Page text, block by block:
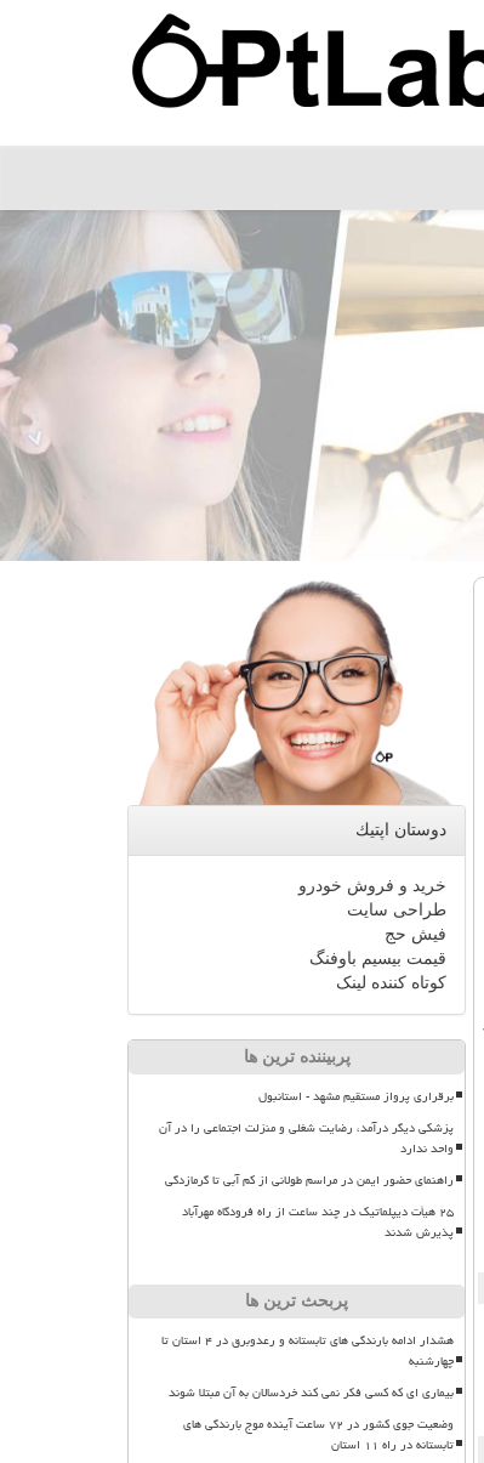
دوستان اپتیك
خرید و فروش خودرو
طراحی سایت
فیش حج
قیمت بیسیم باوفنگ
کوتاه کننده لینک
پربیننده ترین ها
برقراری پرواز مستقیم مشهد - استانبول
پزشکی دیگر درآمد، رضایت شغلی و منزلت اجتماعی را در آن
واحد ندارد
راهنمای حضور ایمن در مراسم طولانی از کم آبی تا گرمازدگی
۲۵ هیأت دیپلماتیک در چند ساعت از راه فرودگاه مهرآباد
پذیرش شدند
پربحث ترین ها
هشدار ادامه بارندگی های تابستانه و رعدوبرق در ۴ استان تا
چهارشنبه
بیماری ای که کسی فکر نمی کند خردسالان به آن مبتلا شوند
وضعیت جوی کشور در ۷۲ ساعت آینده موج بارندگی های
تابستانه در راه ۱۱ استان